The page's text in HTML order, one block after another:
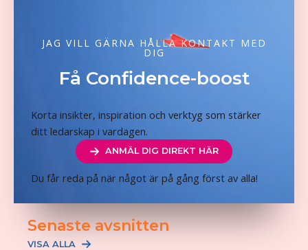
JAG VILL GÄRNA HÅLLA KONTAKT MED
DIG
Få Confidence-boost
Korta insikter, inspiration och verktyg som stärker
ditt ledarskap i vardagen.
ANMÄL DIG DIREKT HÄR
Du får reda på när något är på gång först av alla!
Senaste avsnitten
VISA ALLA